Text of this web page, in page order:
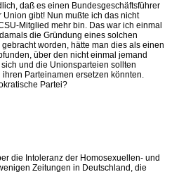
daß es einen Bundesgeschäftsführer
gibt! Nun mußte ich das nicht
Mitglied mehr bin. Das war ich einmal
die Gründung eines solchen
worden, hätte man dies als einen
über den nicht einmal jemand
und die Unionsparteien sollten
Parteinamen ersetzen könnten.
Partei?
die Intoleranz der Homosexuellen- und
Zeitungen in Deutschland, die